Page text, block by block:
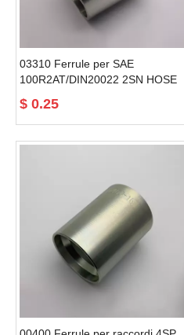
03310 Ferrule per SAE
100R2AT/DIN20022 2SN HOSE
$ 0.25